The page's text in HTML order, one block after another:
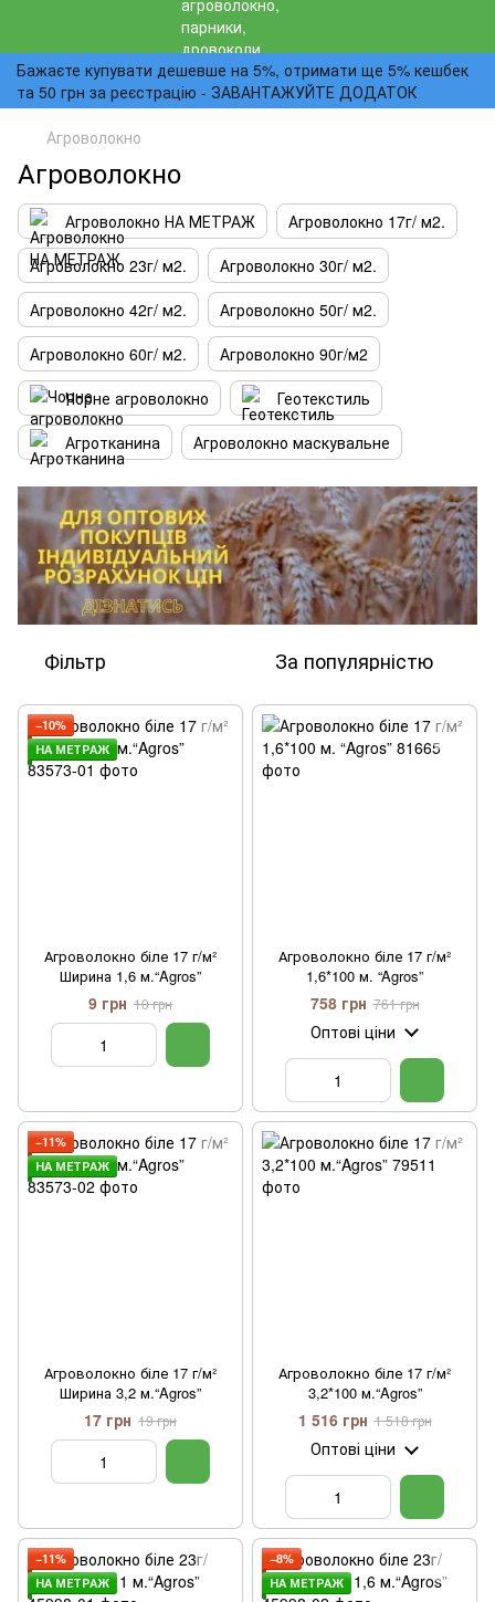
Бажаєте купувати дешевше на 5%, отримати ще 5% кешбек
та 50 грн за реєстрацію - ЗАВАНТАЖУЙТЕ ДОДАТОК
Агроволокно
Агроволокно
Агроволокно НА МЕТРАЖ
Агроволокно 17г/ м2.
Агроволокно 23г/ м2.
Агроволокно 30г/ м2.
Агроволокно 42г/ м2.
Агроволокно 50г/ м2.
Агроволокно 60г/ м2.
Агроволокно 90г/м2
Чорне агроволокно
Геотекстиль
Агротканина
Агроволокно маскувальне
Фільтр За популярністю
−10%
НА МЕТРАЖ
Агроволокно біле 17 г/м²
Ширина 1,6 м.“Agros”
9 грн 10 грн
Агроволокно біле 17 г/м²
1,6*100 м. “Agros”
758 грн 761 грн
Оптові ціни
−11%
НА МЕТРАЖ
Агроволокно біле 17 г/м²
Ширина 3,2 м.“Agros”
17 грн 19 грн
Агроволокно біле 17 г/м²
3,2*100 м.“Agros”
1 516 грн 1 518 грн
Оптові ціни
−11%
НА МЕТРАЖ
−8%
НА МЕТРАЖ